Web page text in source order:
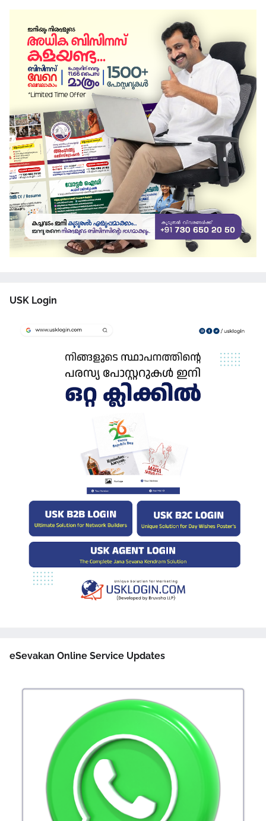
USK Login
eSevakan Online Service Updates